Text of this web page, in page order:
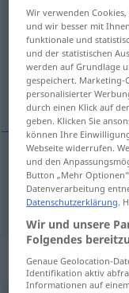
Weltf <Welt;-en>
Übersicht aller
(Für mehr Details die
svijet
svijet Welt
Wir verwenden
und wir besser mit
funktionale und
und der statistischen
werden auf Grundlage
gespeichert. Marketing-
personalisierter
durch einen Klick auf
geben. Klicken Sie
können Ihre
Webseite widerrufen.
und den
Button „Mehr
Datenverarbeitung
Datenschutzerklärung.
Wir und unsere
Folgendes
Genaue Geolocation-
Identifikation aktiv
Informationen auf